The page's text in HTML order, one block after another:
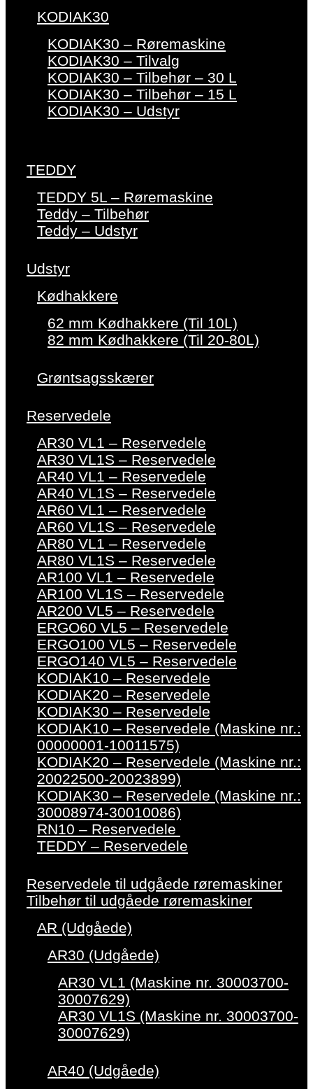
KODIAK30
KODIAK30 – Røremaskine
KODIAK30 – Tilvalg
KODIAK30 – Tilbehør – 30 L
KODIAK30 – Tilbehør – 15 L
KODIAK30 – Udstyr
TEDDY
TEDDY 5L – Røremaskine
Teddy – Tilbehør
Teddy – Udstyr
Udstyr
Kødhakkere
62 mm Kødhakkere (Til 10L)
82 mm Kødhakkere (Til 20-80L)
Grøntsagsskærer
Reservedele
AR30 VL1 – Reservedele
AR30 VL1S – Reservedele
AR40 VL1 – Reservedele
AR40 VL1S – Reservedele
AR60 VL1 – Reservedele
AR60 VL1S – Reservedele
AR80 VL1 – Reservedele
AR80 VL1S – Reservedele
AR100 VL1 – Reservedele
AR100 VL1S – Reservedele
AR200 VL5 – Reservedele
ERGO60 VL5 – Reservedele
ERGO100 VL5 – Reservedele
ERGO140 VL5 – Reservedele
KODIAK10 – Reservedele
KODIAK20 – Reservedele
KODIAK30 – Reservedele
KODIAK10 – Reservedele (Maskine nr.:
00000001-10011575)
KODIAK20 – Reservedele (Maskine nr.:
20022500-20023899)
KODIAK30 – Reservedele (Maskine nr.:
30008974-30010086)
RN10 – Reservedele
TEDDY – Reservedele
Reservedele til udgåede røremaskiner
Tilbehør til udgåede røremaskiner
AR (Udgåede)
AR30 (Udgåede)
AR30 VL1 (Maskine nr. 30003700-
30007629)
AR30 VL1S (Maskine nr. 30003700-
30007629)
AR40 (Udgåede)